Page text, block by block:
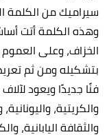
سيراميك من الكلمة
وهذه الكلمة أتت
الخزاف، وعلى
بتشكيله ومن ثم
فنًا جديدًا ويعود
والكريتية،
والثقافة اليابانية،